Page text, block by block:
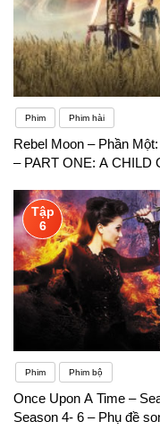
Phim Phim hài
Rebel Moon – Phần
– PART ONE: A CHILD
Tập
6
Phim Phim bộ
Once Upon A Time –
Season 4- 6 – Phụ đề